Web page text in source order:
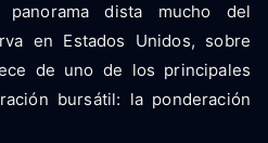
dista mucho del
en Estados Unidos, sobre
de uno de los principales
bursátil: la ponderación